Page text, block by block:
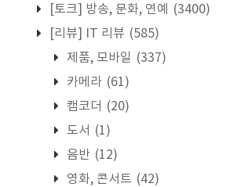
[토크] 방송, 문화, 연예
(3400)
[리뷰] IT 리뷰 (585)
제품, 모바일 (337)
카메라 (61)
캠코더 (20)
도서 (1)
음반 (12)
영화, 콘서트 (42)